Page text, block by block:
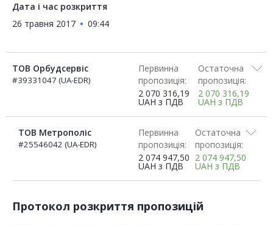
Дата і час розкриття
26 травня 2017
09:44
ТОВ Орбудсервіс
#39331047 (UA-EDR)
Первинна
пропозиція:
2 070 316,19
UAH з ПДВ
Остаточна
пропозиція:
2 070 316,19
UAH з ПДВ
ТОВ Метрополіс
#25546042 (UA-EDR)
Первинна
пропозиція:
2 074 947,50
UAH з ПДВ
Остаточна
пропозиція:
2 074 947,50
UAH з ПДВ
Протокол розкриття пропозицій